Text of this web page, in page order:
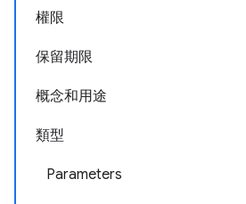
權限
保留期限
概念和用途
類型
Parameters